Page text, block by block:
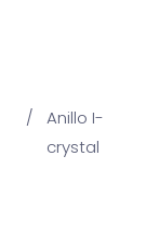
Anillo I-
crystal